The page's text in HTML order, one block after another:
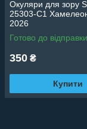
Окуляри для зору
25303-C1
2026
Готово до відправки
350 ₴
Купити